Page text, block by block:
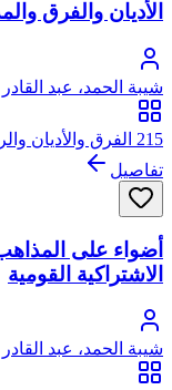
الأديان والفرق
شيبة الحمد، عبد القادر
215 الفرق والأديان والردود
تفاصيل
أضواء على
الاشتراكية القومية
شيبة الحمد، عبد القادر